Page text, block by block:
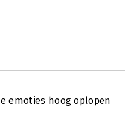
emoties hoog oplopen